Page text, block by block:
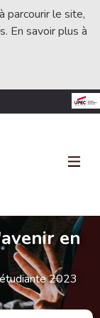
parcourir le site,
En savoir plus à
en
2023